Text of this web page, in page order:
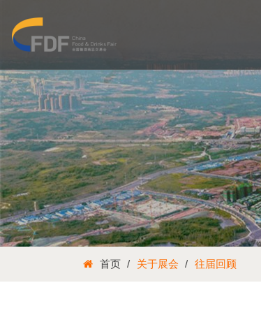
首页 关于展会 往届回顾